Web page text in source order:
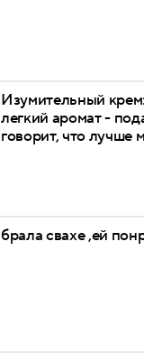
Изумительный
легкий аромат -
говорит, что лучше
брала свахе ,ей